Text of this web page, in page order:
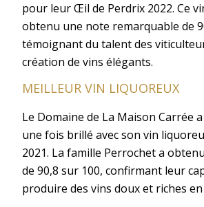
pour leur Œil de Perdrix 2022. Ce
obtenu une note remarquable de
témoignant du talent des
création de vins élégants.
MEILLEUR VIN LIQUOREUX
Le Domaine de La Maison Carrée
une fois brillé avec son vin
2021. La famille Perrochet a
de 90,8 sur 100, confirmant leur
produire des vins doux et riches